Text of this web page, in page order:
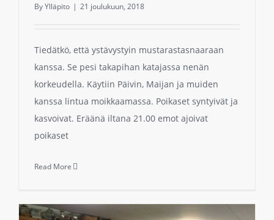
ByYlläpito | 21 joulukuun, 2018
Tiedätkö, että ystävystyin mustarastasnaaraan
kanssa. Se pesi takapihan katajassa nenän
korkeudella. Käytiin Päivin, Maijan ja muiden
kanssa lintua moikkaamassa. Poikaset syntyivät ja
kasvoivat. Eräänä iltana 21.00 emot ajoivat
poikaset
Read More